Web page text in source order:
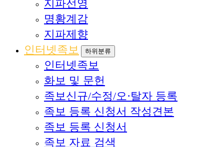
지파선영
명황계감
지파제향
인터넷족보
하위분류
인터넷족보
화보 및 문헌
족보신규/수정/오·탈자 등록
족보 등록 신청서 작성견본
족보 등록 신청서
족보 자료 검색